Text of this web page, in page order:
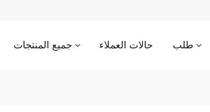
جميع المنتجات حالات العملاء طلب